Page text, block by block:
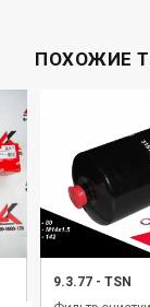
ПОХОЖИЕ
9.3.77 - TSN